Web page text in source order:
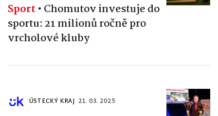
Sport • Chomutov investuje do
sportu: 21 milionů ročně pro
vrcholové kluby
ÚSTECKÝ KRAJ 21. 03. 2025